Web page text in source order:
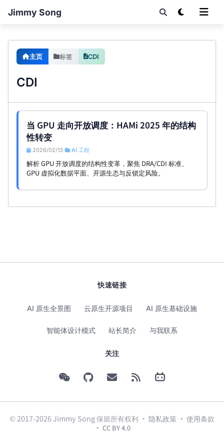
Jimmy Song
主页 标签 CDI
CDI
当 GPU 走向开放调度：HAMi 2025 年的结构
性转变
2026/02/13 • AI 工程
解析 GPU 开放调度的结构性变革，聚焦 DRA/CDI 标准、
GPU 虚拟化数据平面、开源生态与反锁定风险。
快速链接
AI 原生全景图 云原生开源项目 AI 原生基础设施
智能体设计模式 站长简介 与我联系
关注
© 2017-2026 Jimmy Song 保留所有权利 · 隐私政策 · 使用条款
· CC BY 4.0